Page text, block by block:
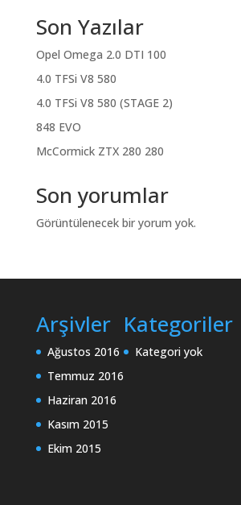
Son Yazılar
Opel Omega 2.0 DTI 100
4.0 TFSi V8 580
4.0 TFSi V8 580 (STAGE 2)
848 EVO
McCormick ZTX 280 280
Son yorumlar
Görüntülenecek bir yorum yok.
Arşivler
Ağustos 2016
Temmuz 2016
Haziran 2016
Kasım 2015
Ekim 2015
Kategoriler
Kategori yok